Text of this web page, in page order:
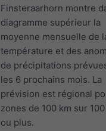
Finsteraarhorn montre
diagramme supérieur la
moyenne mensuelle de
température et des
de précipitations
les 6 prochains mois. La
prévision est régional
zones de 100 km sur
ou plus.